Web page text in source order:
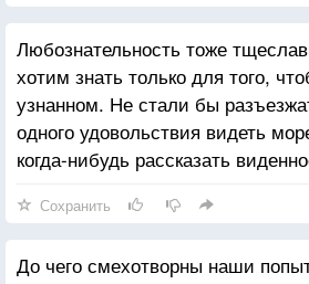
Любознательность тоже
хотим знать только для того,
узнанном. Не стали бы
одного удовольствия видеть
когда-нибудь рассказать
Сохранить
До чего смехотворны наши